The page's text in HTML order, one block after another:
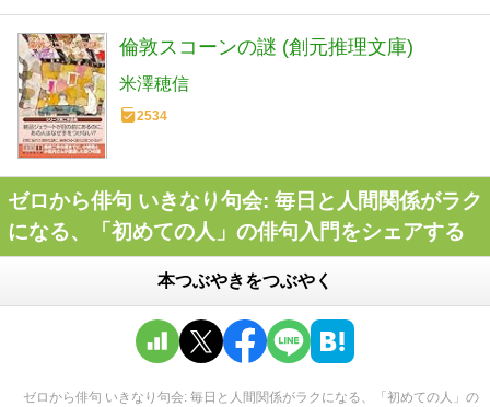
倫敦スコーンの謎 (創元推理文庫)
米澤穂信
2534
ゼロから俳句 いきなり句会: 毎日と人間関係がラク
になる、「初めての人」の俳句入門をシェアする
本つぶやきをつぶやく
ゼロから俳句 いきなり句会: 毎日と人間関係がラクになる、「初めての人」の